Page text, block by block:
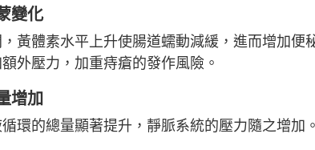
變化
黃體素水平上升使腸道蠕動減緩，進而增加便
外壓力，加重痔瘡的發作風險。
增加
環的總量顯著提升，靜脈系統的壓力隨之增加